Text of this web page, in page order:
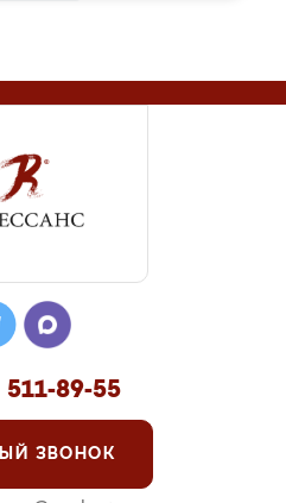
511-89-55
ЗВОНОК